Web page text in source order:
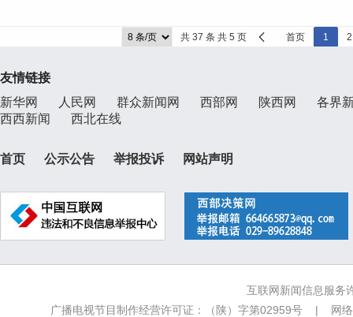
共 37 条 共 5 页 首页 1 2
友情链接
新华网
人民网 群众新闻网 西部网 陕西网
各界
西西新闻
西北在线
首页 公示公告 举报投诉 网站声明
互联网新闻信息服
广播电视节目制作经营许可证：（陕）字第02959号 |